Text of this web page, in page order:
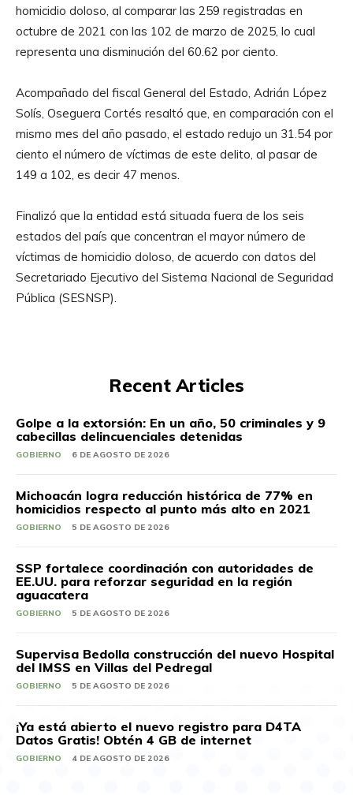
homicidio doloso, al comparar las 259 registradas en
octubre de 2021 con las 102 de marzo de 2025, lo cual
representa una disminución del 60.62 por ciento.
Acompañado del fiscal General del Estado, Adrián López
Solís, Oseguera Cortés resaltó que, en comparación con el
mismo mes del año pasado, el estado redujo un 31.54 por
ciento el número de víctimas de este delito, al pasar de
149 a 102, es decir 47 menos.
Finalizó que la entidad está situada fuera de los seis
estados del país que concentran el mayor número de
víctimas de homicidio doloso, de acuerdo con datos del
Secretariado Ejecutivo del Sistema Nacional de Seguridad
Pública (SESNSP).
Recent Articles
Golpe a la extorsión: En un año, 50 criminales y 9
cabecillas delincuenciales detenidas
GOBIERNO 6 DE AGOSTO DE 2026
Michoacán logra reducción histórica de 77% en
homicidios respecto al punto más alto en 2021
GOBIERNO 5 DE AGOSTO DE 2026
SSP fortalece coordinación con autoridades de
EE.UU. para reforzar seguridad en la región
aguacatera
GOBIERNO 5 DE AGOSTO DE 2026
Supervisa Bedolla construcción del nuevo Hospital
del IMSS en Villas del Pedregal
GOBIERNO 5 DE AGOSTO DE 2026
¡Ya está abierto el nuevo registro para D4TA
Datos Gratis! Obtén 4 GB de internet
GOBIERNO 4 DE AGOSTO DE 2026